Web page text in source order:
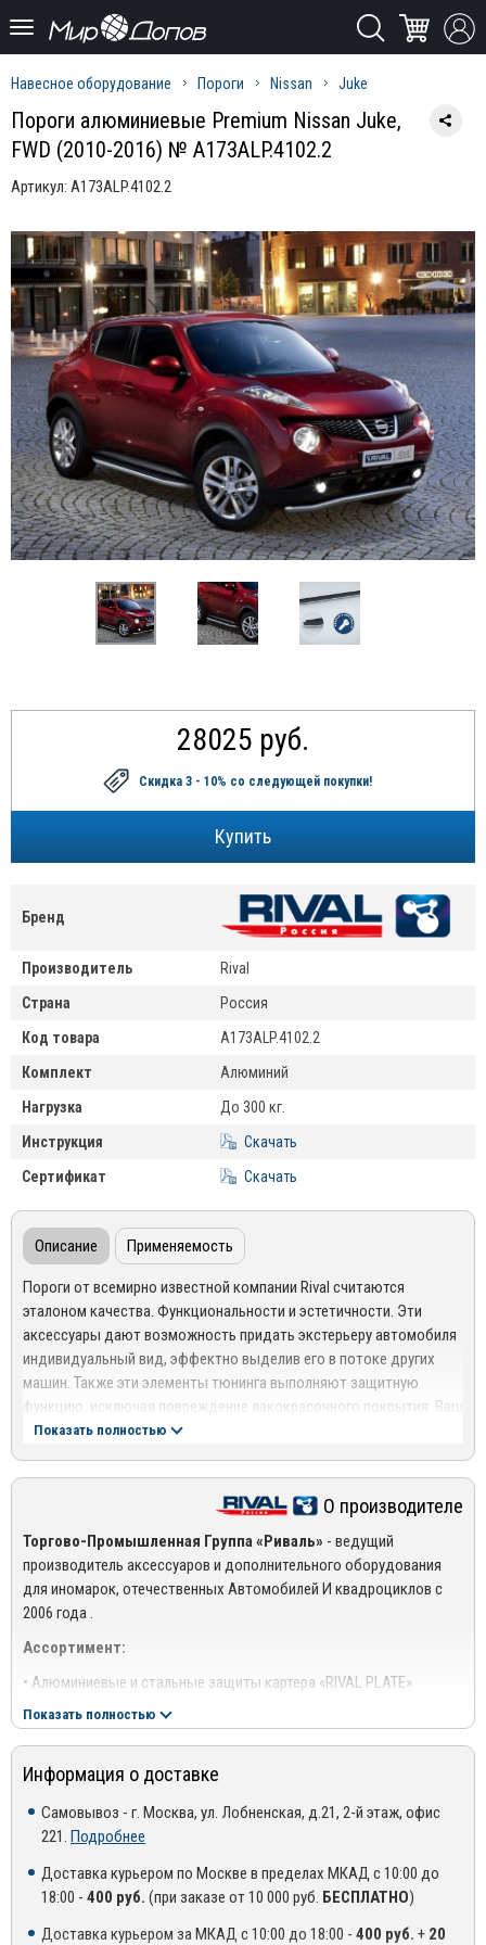
Навесное оборудование Пороги Nissan Juke
Пороги алюминиевые Premium Nissan Juke,
FWD (2010-2016) № A173ALP.4102.2
Артикул: A173ALP.4102.2
28025 руб.
Скидка 3 - 10% со следующей покупки!
Бренд
Производитель
Rival
Страна
Россия
Код товара
A173ALP.4102.2
Комплект
Алюминий
Нагрузка
До 300 кг.
Инструкция
Скачать
Сертификат
Скачать
Описание Применяемость
Пороги от всемирно известной компании Rival считаются
эталоном качества. Функциональности и эстетичности. Эти
аксессуары дают возможность придать экстерьеру автомобиля
индивидуальный вид, эффектно выделив его в потоке других
машин. Также эти элементы тюнинга выполняют защитную
функцию, исключая повреждение лакокрасочного покрытия. Ваш
автомобиль всегда будет выглядеть стильно, как новый,
При производстве используются современные материалы
Продолжительный срок службы благодаря применению
инновационных технологий.
Простота установки за счет точного совпадения штатных
отверстий с элементами крепежа защиты.
Надежность фиксации благодаря тому, что производитель
использует оригинальные лекала. Это позволяет производить
точный и надежный монтаж аксессуаров.
Изделия полностью отвечают техническому регламенту.
Устойчивость к механическим нагрузкам и негативному
воздействию внешних факторов.
Высокое качество материалов исключает образование
коррозии в течение всего периода эксплуатации.
Пороги Rival
могут использоваться на всех автомобилях,
Показать полностью
О производителе
Торгово-Промышленная Группа «Риваль» - ведущий
производитель аксессуаров и дополнительного оборудования
для иномарок, отечественных Автомобилей И квадроциклов с
2006 года .
Ассортимент:
• Алюминиевые и стальные защиты картера «RIVAL PLATE»
• Навесное оборудование «RIVAL 4x4» • Защиты для
квадроциклов «RIVAL OFF-ROAD»
• Противоугонные системы «RIVAL SECURITY»
• Головные устройства для автомобилей «RIVAL DIGITAL»
Торговые марки производителя: RIVAL PLATE, RIVAL 4x4, RIVAL
OFF-ROAD, RIVAL SECURITY, RIVAL DIGITAL.
Официальный сайт производителя: www.rival.su
Показать полностью
Информация о доставке
Самовывоз - г. Москва, ул. Лобненская, д.21, 2-й этаж, офис
221. Подробнее
Доставка курьером по Москве в пределах МКАД с 10:00 до
18:00 - 400 руб. (при заказе от 10 000 руб. БЕСПЛАТНО)
Доставка курьером за МКАД с 10:00 до 18:00 - 400 руб. + 20